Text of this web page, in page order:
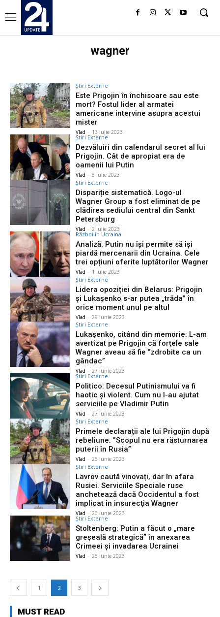
wagner
Știri Externe
Este Prigojin în închisoare sau este
mort? Fostul lider al armatei
americane intervine asupra acestui
mister
Vlad - 13 iulie 2023
Știri Externe
Dezvăluiri din calendarul secret al lui
Prigojin. Cât de apropiat era de
oamenii lui Putin
Vlad - 8 iulie 2023
Știri Externe
Dispariție sistematică. Logo-ul
Wagner Group a fost eliminat de pe
clădirea sediului central din Sankt
Petersburg
Vlad - 2 iulie 2023
Război în Ucraina
Analiză: Putin nu își permite să își
piardă mercenarii din Ucraina. Cele
trei opțiuni oferite luptătorilor Wagner
Vlad - 1 iulie 2023
Știri Externe
Lidera opoziției din Belarus: Prigojin
şi Lukaşenko s-ar putea „trăda” în
orice moment unul pe altul
Vlad - 29 iunie 2023
Știri Externe
Lukaşenko, citând din memorie: L-am
avertizat pe Prigojin că forţele sale
Wagner aveau să fie ”zdrobite ca un
gândac”
Vlad - 27 iunie 2023
Știri Externe
Politico: Decesul Putinismului va fi
haotic și violent. Cum nu l-au ajutat
serviciile pe Vladimir Putin
Vlad - 27 iunie 2023
Știri Externe
Primele declarații ale lui Prigojin după
rebeliune. ”Scopul nu era răsturnarea
puterii în Rusia”
Vlad - 26 iunie 2023
Știri Externe
Lavrov caută vinovați, dar în afara
Rusiei. Serviciile Speciale ruse
anchetează dacă Occidentul a fost
implicat în insurecţia Wagner
Vlad - 26 iunie 2023
Știri Externe
Stoltenberg: Putin a făcut o „mare
greșeală strategică” în anexarea
Crimeei și invadarea Ucrainei
Vlad - 26 iunie 2023
1 2 3
MUST READ